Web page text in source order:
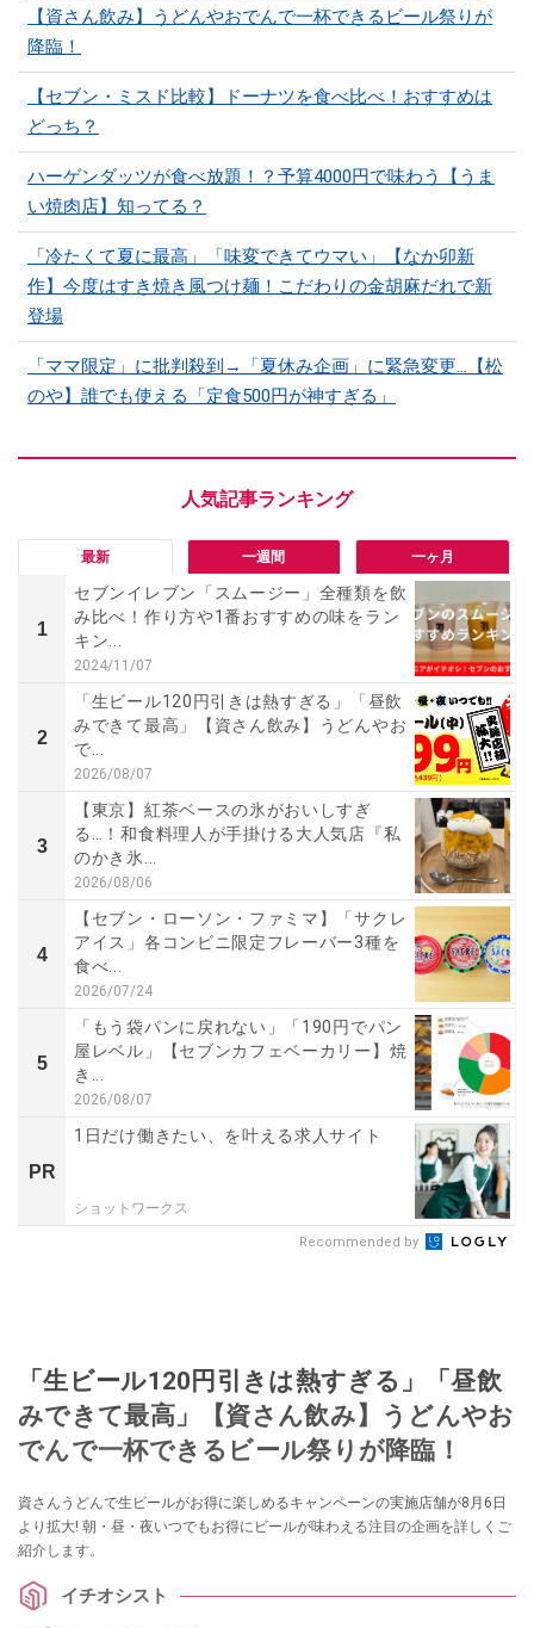
【資さん飲み】うどんやおでんで一杯できるビール祭りが
降臨！
【セブン・ミスド比較】ドーナツを食べ比べ！おすすめは
どっち？
ハーゲンダッツが食べ放題！？予算4000円で味わう【うま
い焼肉店】知ってる？
「冷たくて夏に最高」「味変できてウマい」【なか卯新
作】今度はすき焼き風つけ麺！こだわりの金胡麻だれで新
登場
「ママ限定」に批判殺到→「夏休み企画」に緊急変更…【松
のや】誰でも使える「定食500円が神すぎる」
最新 一週間 一ヶ月
1
セブンイレブン「スムージー」全種類を飲
み比べ！作り方や1番おすすめの味をラン
キン...
2024/11/07
2
「生ビール120円引きは熱すぎる」「昼飲
みできて最高」【資さん飲み】うどんやお
で...
2026/08/07
3
【東京】紅茶ベースの氷がおいしすぎ
る…！和食料理人が手掛ける大人気店『私
のかき氷...
2026/08/06
4
【セブン・ローソン・ファミマ】「サクレ
アイス」各コンビニ限定フレーバー3種を
食べ...
2026/07/24
5
「もう袋パンに戻れない」「190円でパン
屋レベル」【セブンカフェベーカリー】焼
き...
2026/08/07
PR
1日だけ働きたい、を叶える求人サイト
ショットワークス
Recommended by
「生ビール120円引きは熱すぎる」「昼飲
みできて最高」【資さん飲み】うどんやお
でんで一杯できるビール祭りが降臨！
資さんうどんで生ビールがお得に楽しめるキャンペーンの実施店舗が8月6日
より拡大! 朝・昼・夜いつでもお得にビールが味わえる注目の企画を詳しくご
紹介します。
イチオシスト